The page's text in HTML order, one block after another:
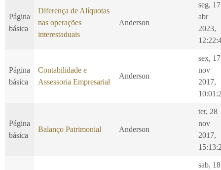
Página
básica
Diferença de Alíquotas
nas operações
interestaduais
Anderson
seg, 17
abr
2023,
Página
básica
Contabilidade e
Assessoria Empresarial
Anderson
sex, 17
nov
2017,
Página
básica
Balanço Patrimonial Anderson
ter, 28
nov
2017,
sab, 18